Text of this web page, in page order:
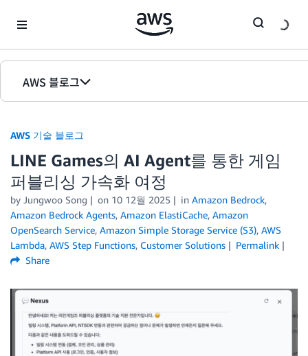
AWS 블로그
홈
에디션
AWS 기술 블로그
LINE Games의 AI Agent를 통한 게임
퍼블리싱 가속화 여정
by Jungwoo Song on 10 12월 2025 in Amazon Bedrock,
Amazon Bedrock Agents, Amazon ElastiCache, Amazon
OpenSearch Service, Amazon Simple Storage Service (S3), AWS
Lambda, AWS Step Functions, Customer Solutions
Permalink
Share